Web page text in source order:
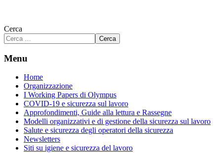
Cerca
Cerca
Menu
Home
Organizzazione
I Working Papers di Olympus
COVID-19 e sicurezza sul lavoro
Approfondimenti, Guide alla lettura e Rassegne
Modelli organizzativi e di gestione della sicurezza sul lavoro
Salute e sicurezza degli operatori della sicurezza
Newsletters
Siti su igiene e sicurezza del lavoro